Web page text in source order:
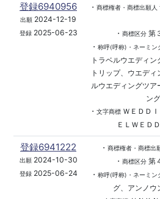
登録6940956
出願 2024-12-19
登録2025-06-23
・ 商標権者・商標出願人
・ 商標区分第
・ 称呼(呼称)・ネーミン
トラベルウエディ
トリップ、ウエデ
ルウエディングツア
ン
・ 文字商標ＷＥＤＤＩ
ＥＬＷＥＤ
登録6941222
出願2024-10-30
登録2025-06-24
・ 商標権者・商標出
・ 商標区分第
・ 称呼(呼称)・ネーミン
グ、アンノウ